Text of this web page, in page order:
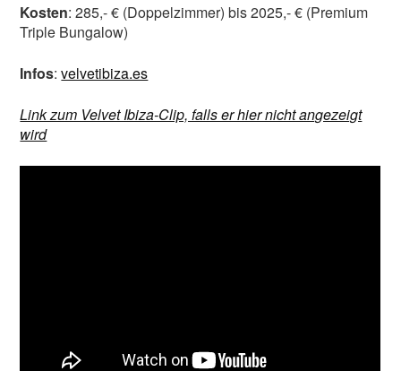
Kosten: 285,- € (Doppelzimmer) bis 2025,- € (Premium
Triple Bungalow)
Infos:velvetibiza.es
Link zum Velvet Ibiza-Clip, falls er hier nicht angezeigt
wird